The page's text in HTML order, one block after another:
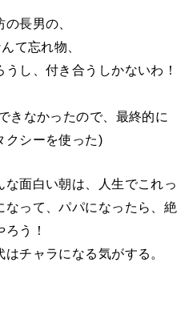
長男の、
て忘れ物、
し、付き合うしかないわ！
きなかったので、最終的に
クシーを使った)
な面白い朝は、人生でこれっ
なって、パパになったら、絶
う！
チャラになる気がする。